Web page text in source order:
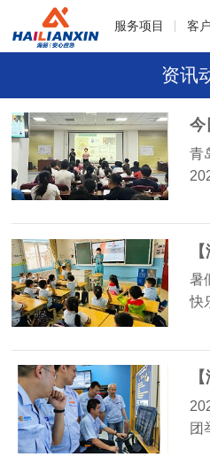
服务项目 客
资讯
青
暑
快
团